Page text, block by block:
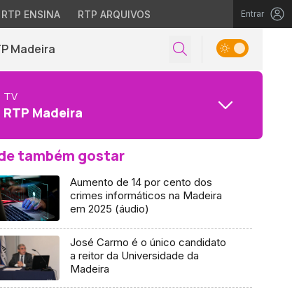
RTP ENSINA RTP ARQUIVOS Entrar
Madeira
TV
RTP Madeira
também gostar
Aumento de 14 por cento dos
crimes informáticos na Madeira
em 2025 (áudio)
José Carmo é o único candidato
a reitor da Universidade da
Madeira